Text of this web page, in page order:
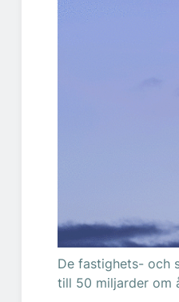
De fastighets- och
till 50 miljarder om